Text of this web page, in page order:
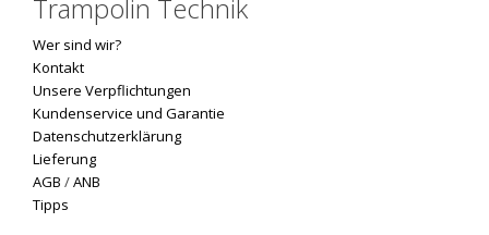
Trampolin Technik
Wer sind wir?
Kontakt
Unsere Verpflichtungen
Kundenservice und Garantie
Datenschutzerklärung
Lieferung
AGB /ANB
Tipps